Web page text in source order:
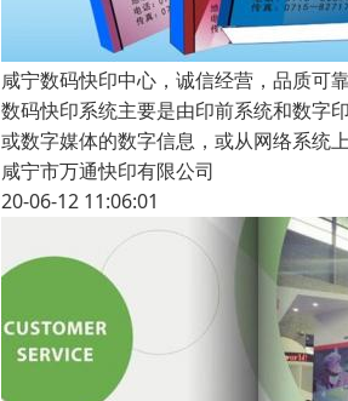
咸宁数码快印中心，诚信经营，品质可
数码快印系统主要是由印前系统和数字
或数字媒体的数字信息，或从网络系统
咸宁市万通快印有限公司
20-06-12 11:06:01